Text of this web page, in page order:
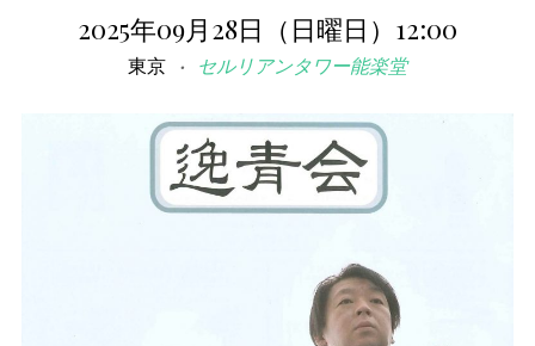
2025年09月28日（日曜日）12:00
東京 セルリアンタワー能楽堂